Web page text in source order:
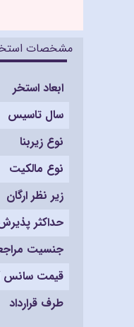
مشخصات
ابعاد استخر
سال تاسیس
نوع زیربنا
نوع مالکیت
زیر نظر ارگان
حداکثر
جنسیت
قیمت سانس
طرف قرارداد